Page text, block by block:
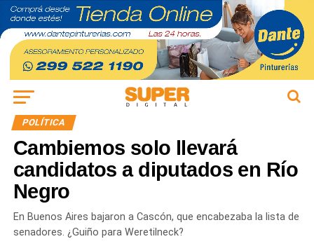
POLÍTICA
Cambiemos solo llevará
candidatos a diputados en Río
Negro
En Buenos Aires bajaron a Cascón, que encabezaba la lista de
senadores. ¿Guiño para Weretilneck?